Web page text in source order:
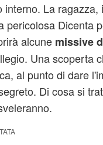
interno. La
pericolosa Dicenta
alcunemissive
Una scoperta
al punto di dare
Di cosa si